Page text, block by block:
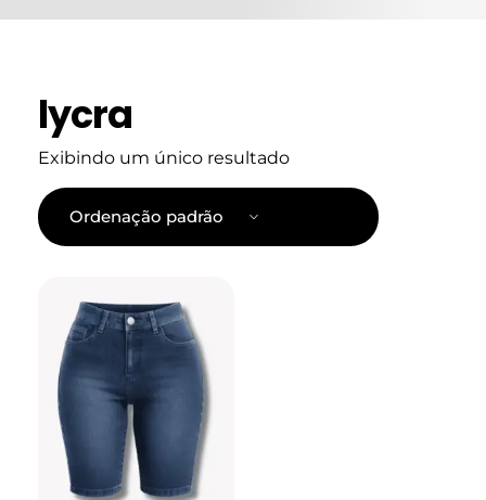
lycra
Exibindo um único resultado